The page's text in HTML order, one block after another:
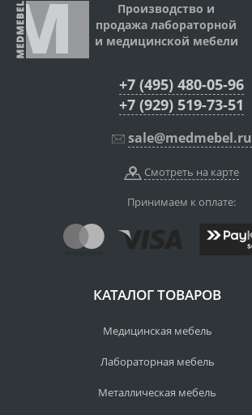
Производство и
продажа лабораторной
и медицинской мебели
+7 (495) 480-05-96
+7 (929) 519-73-51
sale@medmebel.ru
Смотреть на карте
Принимаем к оплате:
КАТАЛОГ ТОВАРОВ
Медицинская мебель
Лабораторная мебель
Металлическая мебель